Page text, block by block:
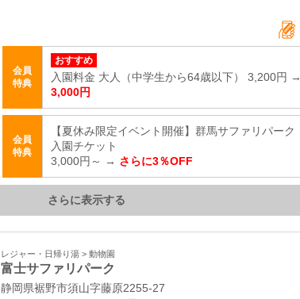
会員
特典
おすすめ
入園料金 大人（中学生から64歳以下） 3,200円 →
3,000円
会員
特典
【夏休み限定イベント開催】群馬サファリパーク
入園チケット
3,000円～ → さらに3％OFF
さらに表示する
レジャー・日帰り湯 > 動物園
富士サファリパーク
静岡県裾野市須山字藤原2255‐27